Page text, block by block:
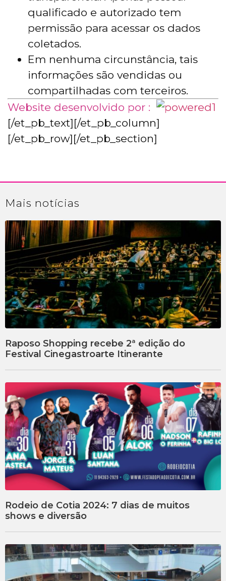
qualificado e autorizado tem
permissão para acessar os dados
coletados.
Em nenhuma circunstância, tais
informações são vendidas ou
compartilhadas com terceiros.
Website desenvolvido por :
[/et_pb_text][/et_pb_column]
[/et_pb_row][/et_pb_section]
Mais notícias
Raposo Shopping recebe 2ª edição do
Festival Cinegastroarte Itinerante
Rodeio de Cotia 2024: 7 dias de muitos
shows e diversão